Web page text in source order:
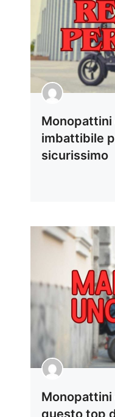
Monopattini
imbattibile
sicurissimo
questo top